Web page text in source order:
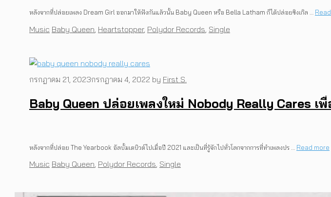
หลังจากที่ปล่อยเพลง Dream Girl ออกมาให้ฟังกันแล้วนั้น Baby Queen หรือ Bella Latham ก็ได้ปล่อยซิงเกิล …
Categories
Music Tags
Baby Queen Heartstopper, Polydor Records Single
Baby Queen ปล่อยเพลงใหม่ Nobody Really Cares เ
กรกฎาคม 21, 2023กรกฎาคม 4, 2022 by First S.
หลังจากที่ปล่อย The Yearbook อัลบั้มเดบิวต์ไปเมื่อปี 2021 และเป็นที่รู้จักไปทั่วโลกจากการที่ทำเพลงปร … Read more
Categories
Music Tags
Baby Queen, Polydor Records, Single